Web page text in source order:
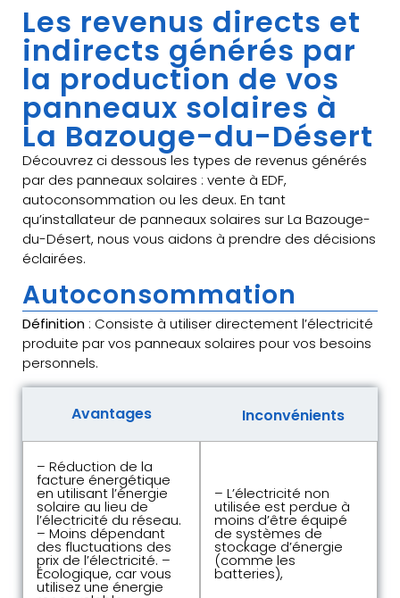
Les revenus directs et
indirects générés par
la production de vos
panneaux solaires à
La Bazouge-du-Désert
Découvrez ci dessous les types de revenus générés
par des panneaux solaires : vente à EDF,
autoconsommation ou les deux. En tant
qu’installateur de panneaux solaires sur La Bazouge-
du-Désert, nous vous aidons à prendre des décisions
éclairées.
Autoconsommation
Définition : Consiste à utiliser directement l’électricité
produite par vos panneaux solaires pour vos besoins
personnels.
Avantages Inconvénients
– Réduction de la
facture énergétique
en utilisant l’énergie
solaire au lieu de
l’électricité du réseau.
– Moins dépendant
des fluctuations des
prix de l’électricité. –
Écologique, car vous
utilisez une énergie
– L’électricité non
utilisée est perdue à
moins d’être équipé
de systèmes de
stockage d’énergie
(comme les
batteries),